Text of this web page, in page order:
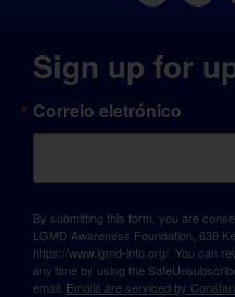
Sign up for
Correio eletrónico
By submitting this form, you are
LGMD Awareness Foundation, 638
https://www.lgmd-info.org/. You can
any time by using the
email. Emails are serviced by